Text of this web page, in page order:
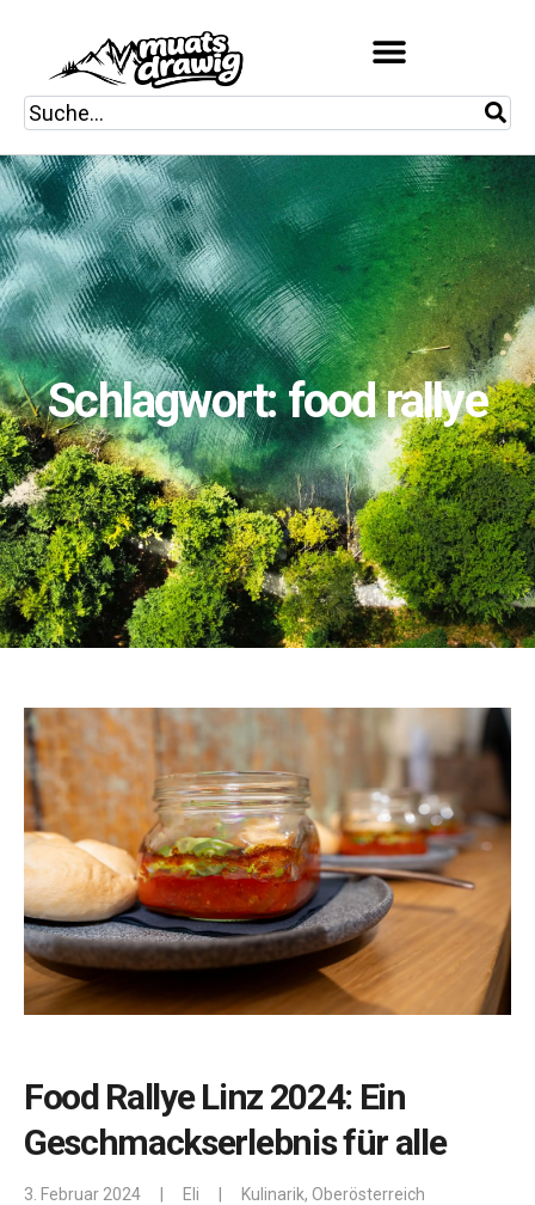
Schlagwort: food rallye
Food Rallye Linz 2024: Ein
Geschmackserlebnis für alle
3. Februar 2024 Eli Kulinarik, Oberösterreich